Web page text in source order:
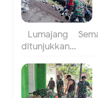
Lumajang –
ditunjukkan...